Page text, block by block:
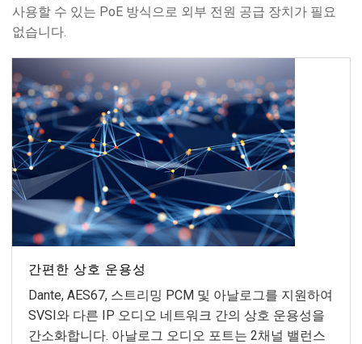
사용할 수 있는 PoE 방식으로 외부 전원 공급 장치가 필요
없습니다.
간편한 상호 운용성
Dante, AES67, 스트리밍 PCM 및 아날로그를 지원하여
SVSI와 다른 IP 오디오 네트워크 간의 상호 운용성을
간소화합니다. 아날로그 오디오 포트는 2채널 밸런스